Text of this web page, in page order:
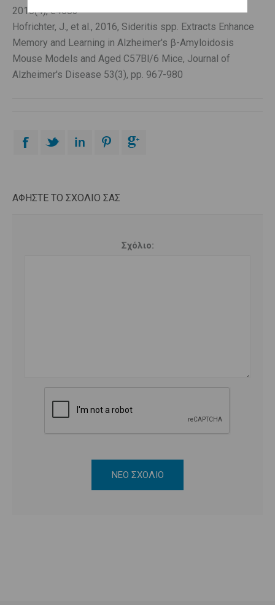
2018(4), e4683
Hofrichter, J., et al., 2016, Sideritis spp. Extracts Enhance
Memory and Learning in Alzheimer's β-Amyloidosis
Mouse Models and Aged C57Bl/6 Mice, Journal of
Alzheimer's Disease 53(3), pp. 967-980
ΑΦΗΣΤΕ ΤΟ ΣΧΌΛΙΌ ΣΑΣ
Σχόλιο: